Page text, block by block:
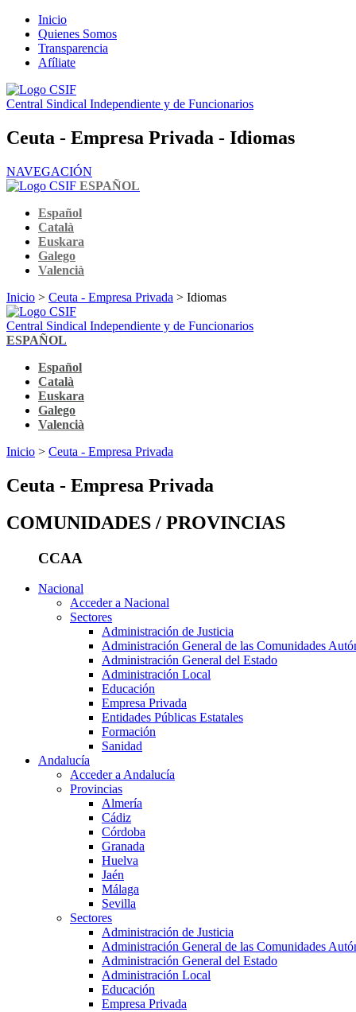
Inicio
Quienes Somos
Transparencia
Afíliate
Central Sindical Independiente y de Funcionarios
Ceuta - Empresa Privada - Idiomas
NAVEGACIÓN
ESPAÑOL
Español
Català
Euskara
Galego
Valencià
Inicio > Ceuta - Empresa Privada > Idiomas
Central Sindical Independiente y de Funcionarios
ESPAÑOL
Español
Català
Euskara
Galego
Valencià
Inicio > Ceuta - Empresa Privada
Ceuta - Empresa Privada
COMUNIDADES / PROVINCIAS
CCAA
Nacional
Acceder a Nacional
Sectores
Administración de Justicia
Administración General de las Comunidades
Administración General del Estado
Administración Local
Educación
Empresa Privada
Entidades Públicas Estatales
Formación
Sanidad
Andalucía
Acceder a Andalucía
Provincias
Almería
Cádiz
Córdoba
Granada
Huelva
Jaén
Málaga
Sevilla
Sectores
Administración de Justicia
Administración General de las Comunidades
Administración General del Estado
Administración Local
Educación
Empresa Privada